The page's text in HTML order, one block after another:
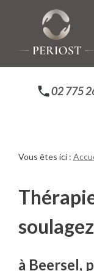
02 775
Vous êtes ici :
à Beersel,
Panneau de gestion